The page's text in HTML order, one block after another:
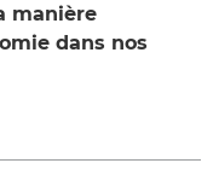
manière
dans nos